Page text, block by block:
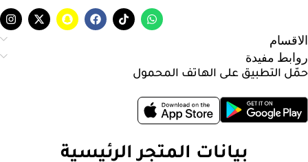
الاقسام
روابط مفيدة
حمّل التطبيق على الهاتف المحمول
بيانات المتجر الرئيسية